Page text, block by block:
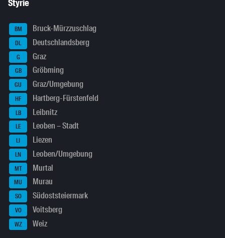
Styrie
BM Bruck-Mürzzuschlag
DL Deutschlandsberg
G Graz
GB Gröbming
GU Graz/Umgebung
HF Hartberg-Fürstenfeld
LB Leibnitz
LE Leoben – Stadt
LI Liezen
LN Leoben/Umgebung
MT Murtal
MU Murau
SO Südoststeiermark
VO Voitsberg
WZ Weiz